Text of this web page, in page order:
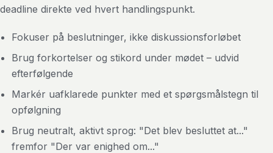
deadline direkte ved hvert handlingspunkt.
Fokuser på beslutninger, ikke diskussionsforløbet
Brug forkortelser og stikord under mødet – udvid
efterfølgende
Markér uafklarede punkter med et spørgsmålstegn til
opfølgning
Brug neutralt, aktivt sprog: "Det blev besluttet at..."
fremfor "Der var enighed om..."